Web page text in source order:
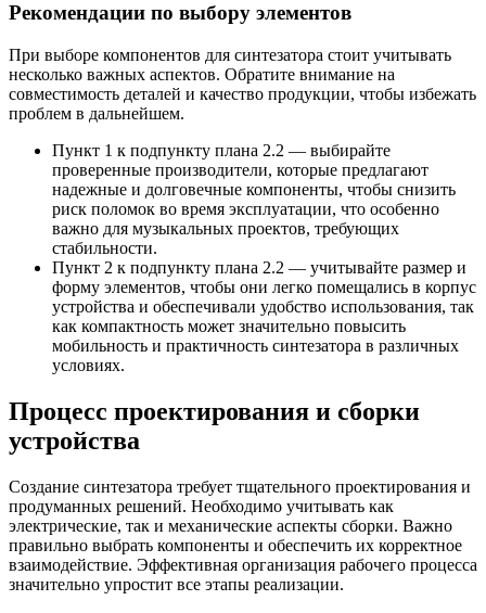
Рекомендации по выбору элементов
При выборе компонентов для синтезатора стоит учитывать
несколько важных аспектов. Обратите внимание на
совместимость деталей и качество продукции, чтобы избежать
проблем в дальнейшем.
Пункт 1 к подпункту плана 2.2 — выбирайте
проверенные производители, которые предлагают
надежные и долговечные компоненты, чтобы снизить
риск поломок во время эксплуатации, что особенно
важно для музыкальных проектов, требующих
стабильности.
Пункт 2 к подпункту плана 2.2 — учитывайте размер и
форму элементов, чтобы они легко помещались в корпус
устройства и обеспечивали удобство использования, так
как компактность может значительно повысить
мобильность и практичность синтезатора в различных
условиях.
Процесс проектирования и сборки
устройства
Создание синтезатора требует тщательного проектирования и
продуманных решений. Необходимо учитывать как
электрические, так и механические аспекты сборки. Важно
правильно выбрать компоненты и обеспечить их корректное
взаимодействие. Эффективная организация рабочего процесса
значительно упростит все этапы реализации.